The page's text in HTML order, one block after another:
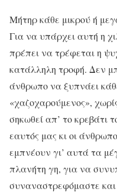
Μήτηρ κάθε μικρού ή
Για να υπάρχει αυτή η
πρέπει να τρέφεται η
κατάλληλη τροφή. Δεν
άνθρωπο να ξυπνάει
«χαζοχαρούμενος»,
σηκωθεί απ’ το κρεβάτι
εαυτός μας κι οι
εμπνέουν γι’ αυτά τα
πλανήτη γη, για να
συναναστρεφόμαστε